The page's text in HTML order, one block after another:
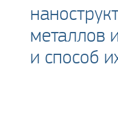
металлов
и способ